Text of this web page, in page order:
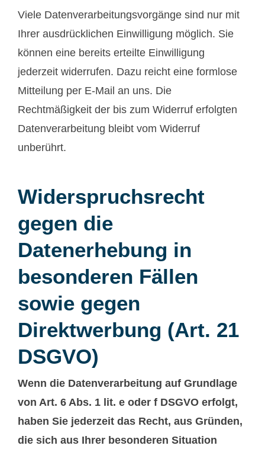
Viele Datenverarbeitungsvorgänge sind nur mit
Ihrer ausdrücklichen Einwilligung möglich. Sie
können eine bereits erteilte Einwilligung
jederzeit widerrufen. Dazu reicht eine formlose
Mitteilung per E-Mail an uns. Die
Rechtmäßigkeit der bis zum Widerruf erfolgten
Datenverarbeitung bleibt vom Widerruf
unberührt.
Widerspruchsrecht
gegen die
Datenerhebung in
besonderen Fällen
sowie gegen
Direktwerbung (Art. 21
DSGVO)
Wenn die Datenverarbeitung auf Grundlage
von Art. 6 Abs. 1 lit. e oder f DSGVO erfolgt,
haben Sie jederzeit das Recht, aus Gründen,
die sich aus Ihrer besonderen Situation